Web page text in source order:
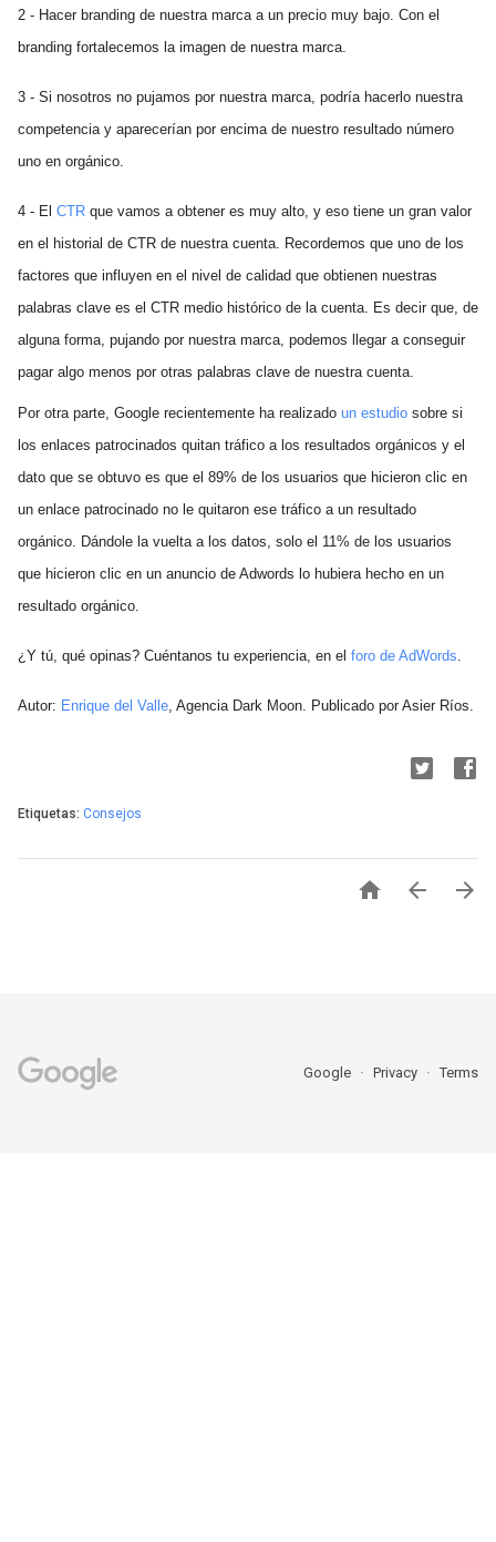
2 - Hacer branding de nuestra marca a un precio muy bajo. Con el
branding fortalecemos la imagen de nuestra marca.
3 - Si nosotros no pujamos por nuestra marca, podría hacerlo nuestra
competencia y aparecerían por encima de nuestro resultado número
uno en orgánico.
4 - El CTR que vamos a obtener es muy alto, y eso tiene un gran valor
en el historial de CTR de nuestra cuenta. Recordemos que uno de los
factores que influyen en el nivel de calidad que obtienen nuestras
palabras clave es el CTR medio histórico de la cuenta. Es decir que, de
alguna forma, pujando por nuestra marca, podemos llegar a conseguir
pagar algo menos por otras palabras clave de nuestra cuenta.
Por otra parte, Google recientemente ha realizado un estudio sobre si
los enlaces patrocinados quitan tráfico a los resultados orgánicos y el
dato que se obtuvo es que el 89% de los usuarios que hicieron clic en
un enlace patrocinado no le quitaron ese tráfico a un resultado
orgánico. Dándole la vuelta a los datos, solo el 11% de los usuarios
que hicieron clic en un anuncio de Adwords lo hubiera hecho en un
resultado orgánico.
¿Y tú, qué opinas? Cuéntanos tu experiencia, en el foro de AdWords.
Autor: Enrique del Valle, Agencia Dark Moon. Publicado por Asier Ríos.
Etiquetas: Consejos
  
Google Privacy Terms